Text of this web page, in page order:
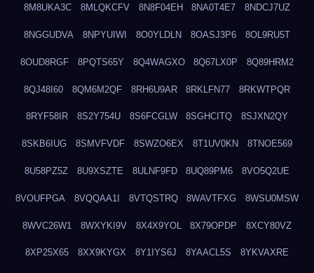
8M8UKA3C 8MLQKCFV 8N8F04EH 8NA0T4E7 8NDCJ7UZ
8NGGUDVA 8NPYUIWI 8O0YLDLN 8OASJ3P6 8OL9RU5T
8OUD8RGF 8PQTS65Y 8Q4WAGXO 8Q67LX0P 8Q89HRM2
8QJ48I60 8QM6M2QF 8RH6U9AR 8RKLFN77 8RKWTPQR
8RYF58IR 8S2Y754U 8S6FCGLW 8SGHCITQ 8SJXN2QY
8SKB6IUG 8SMVFVDF 8SWZO6EX 8T1UV0KN 8TNOE569
8U58PZ5Z 8U9XSZTE 8ULNF9FD 8UQ89PM6 8VO5Q2UE
8VOUFPGA 8VQQAA1I 8VTQSTRQ 8WAVTFXG 8WSU0MSW
8WVC26W1 8WXYKI9V 8X4X9YOL 8X79OPDP 8XCY80VZ
8XP25X65 8XX9KYGX 8Y1IYS6J 8YAACL5S 8YKVAXRE